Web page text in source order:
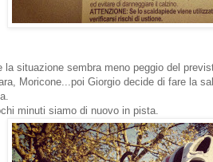
la situazione sembra meno peggio del
Moricone...poi Giorgio decide di fare la
minuti siamo di nuovo in pista.